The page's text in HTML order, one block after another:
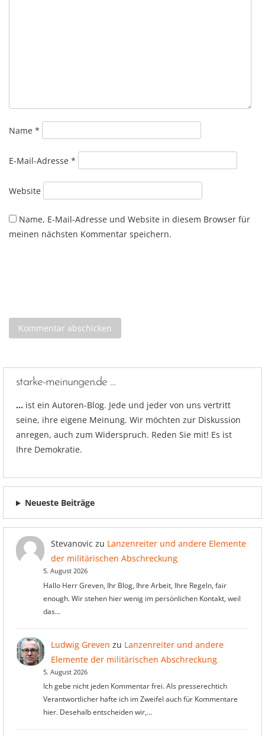
Name *
E-Mail-Adresse *
Website
Name, E-Mail-Adresse und Website in diesem Browser für
meinen nächsten Kommentar speichern.
starke-meinungen.de …
… ist ein Autoren-Blog. Jede und jeder von uns vertritt
seine, ihre eigene Meinung. Wir möchten zur Diskussion
anregen, auch zum Widerspruch. Reden Sie mit! Es ist
Ihre Demokratie.
Neueste Beiträge
Stevanovic zu Lanzenreiter und andere Elemente
der militärischen Abschreckung
5. August 2026
Hallo Herr Greven, Ihr Blog, Ihre Arbeit, Ihre Regeln, fair
enough. Wir stehen hier wenig im persönlichen Kontakt, weil
das…
Ludwig Greven zu Lanzenreiter und andere
Elemente der militärischen Abschreckung
5. August 2026
Ich gebe nicht jeden Kommentar frei. Als presserechtich
Verantwortlicher hafte ich im Zweifel auch für Kommentare
hier. Desehalb entscheiden wir,…